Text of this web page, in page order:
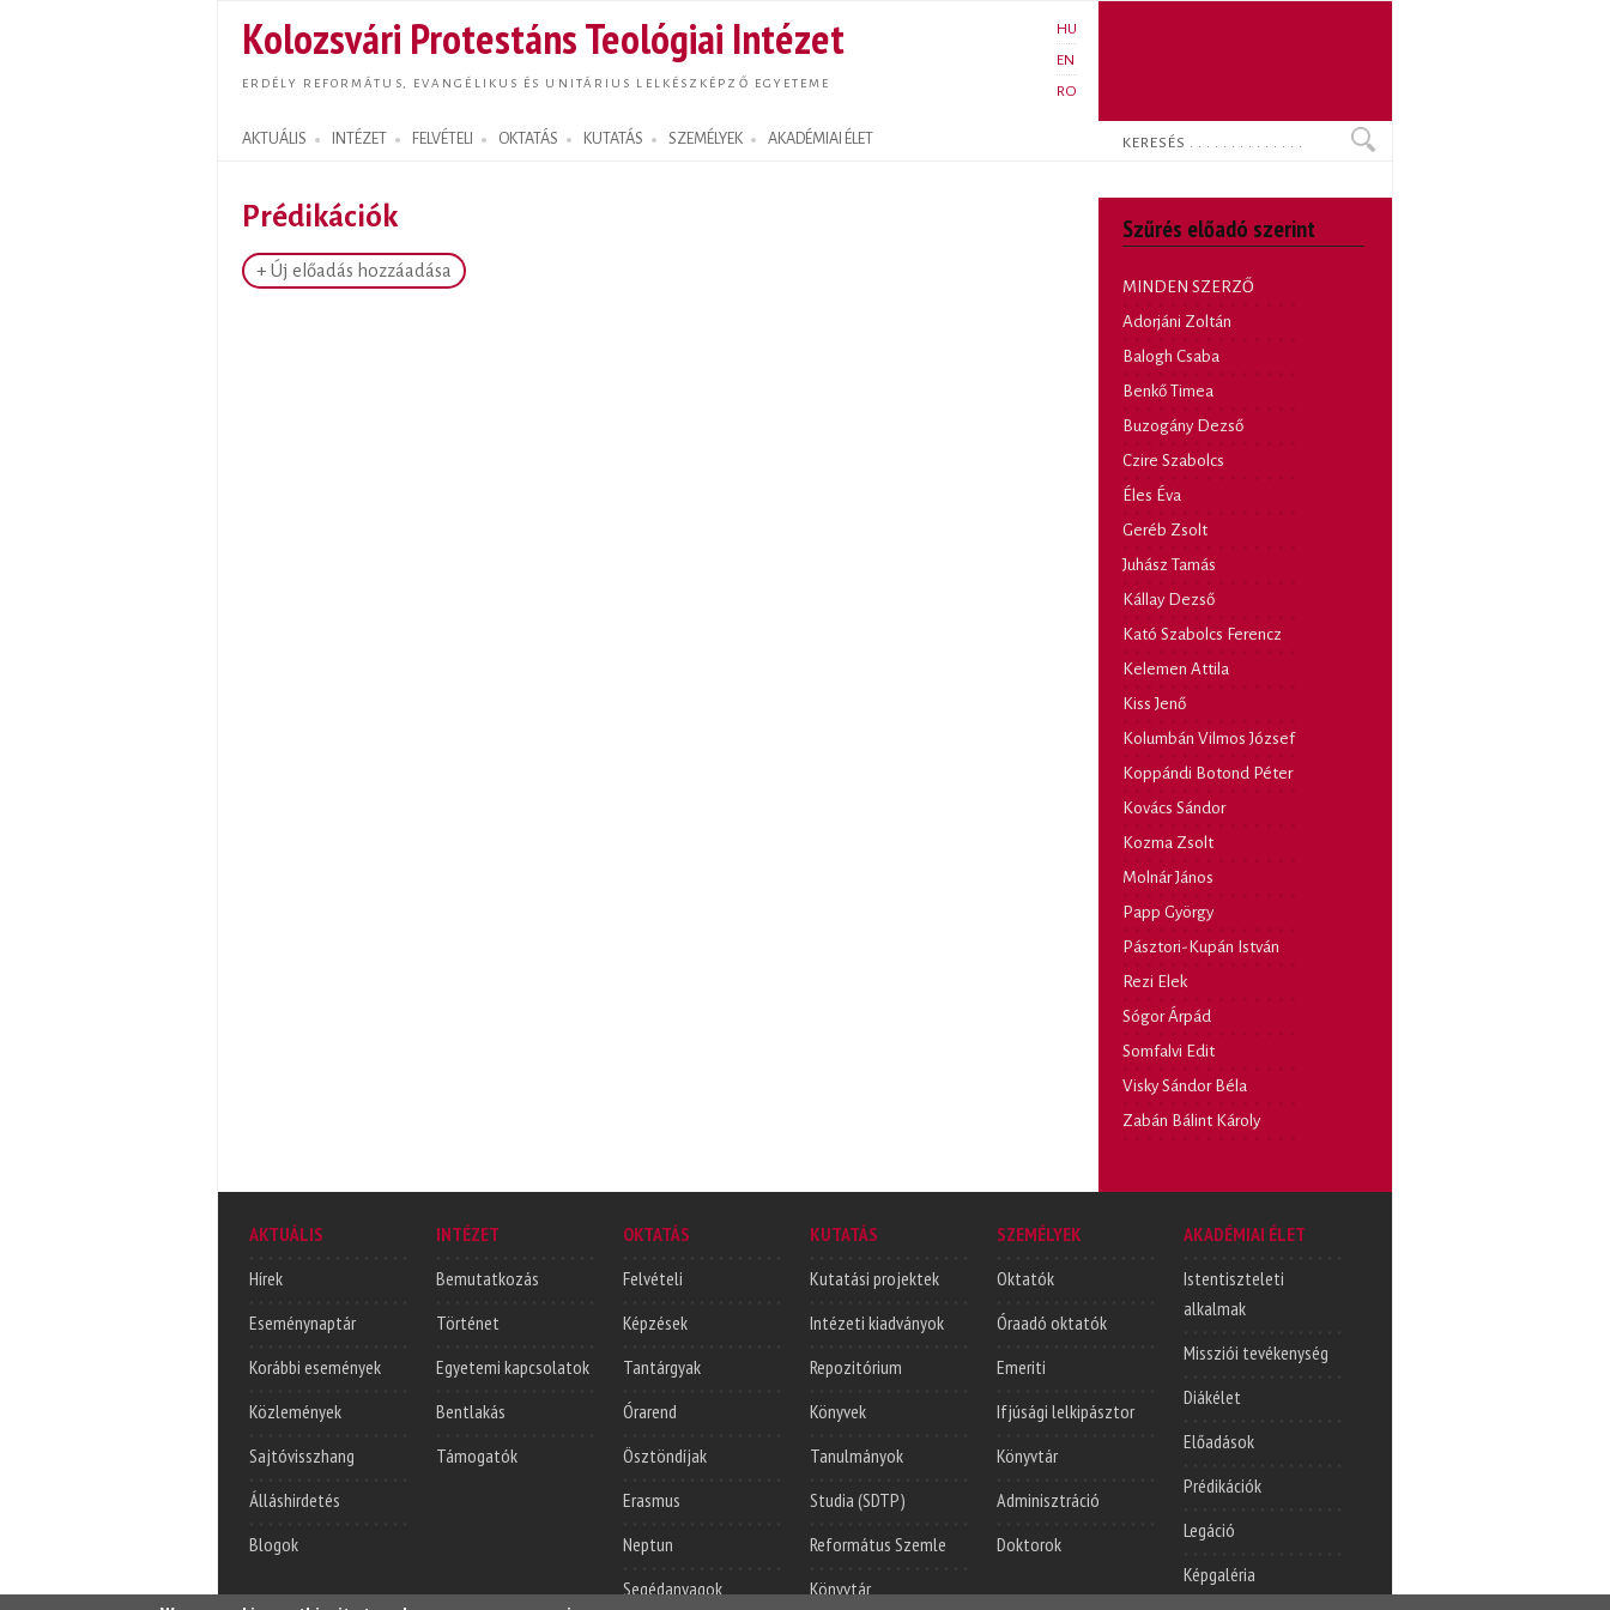
tartalomra
Kolozsvári Protestáns Teológiai Intézet
ERDÉLY REFORMÁTUS, EVANGÉLIKUS ÉS UNITÁRIUS LELKÉSZKÉPZŐ EGYETEME
HU
EN
RO
AKTUÁLIS INTÉZET FELVÉTELI OKTATÁS KUTATÁS SZEMÉLYEK AKADÉMIAI ÉLET
Search form
Keresés
Prédikációk
+ Új előadás hozzáadása
Szűrés előadó szerint
MINDEN SZERZŐ
Adorjáni Zoltán
Balogh Csaba
Benkő Timea
Buzogány Dezső
Czire Szabolcs
Éles Éva
Geréb Zsolt
Juhász Tamás
Kállay Dezső
Kató Szabolcs Ferencz
Kelemen Attila
Kiss Jenő
Kolumbán Vilmos József
Koppándi Botond Péter
Kovács Sándor
Kozma Zsolt
Molnár János
Papp György
Pásztori-Kupán István
Rezi Elek
Sógor Árpád
Somfalvi Edit
Visky Sándor Béla
Zabán Bálint Károly
AKTUÁLIS
Hírek
Eseménynaptár
Korábbi események
Közlemények
Sajtóvisszhang
Álláshirdetés
Blogok
INTÉZET
Bemutatkozás
Történet
Egyetemi kapcsolatok
Bentlakás
Támogatók
OKTATÁS
Felvételi
Képzések
Tantárgyak
Órarend
Ösztöndíjak
Erasmus
Neptun
Segédanyagok
KUTATÁS
Kutatási projektek
Intézeti kiadványok
Repozitórium
Könyvek
Tanulmányok
Studia (SDTP)
Református Szemle
Könyvtár
SZEMÉLYEK
Oktatók
Óraadó oktatók
Emeriti
Ifjúsági lelkipásztor
Könyvtár
Adminisztráció
Doktorok
AKADÉMIAI ÉLET
Istentiszteleti
alkalmak
Missziói tevékenység
Diákélet
Előadások
Prédikációk
Legáció
Képgaléria